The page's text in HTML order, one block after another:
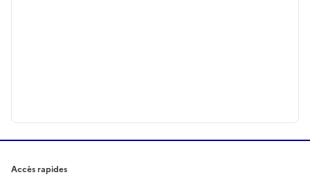
Accès rapides